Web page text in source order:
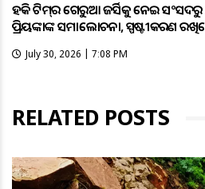
ହକି ଟିମ୍‌ର ଗେରୁଆ ଜର୍ସିକୁ ନେଇ ସଂସଦରୁ
ପ୍ରିୟଙ୍କାଙ୍କ ସମାଲୋଚନା, ସ୍ପଷ୍ଟୀକରଣ
July 30, 2026 | 7:08 PM
RELATED POSTS